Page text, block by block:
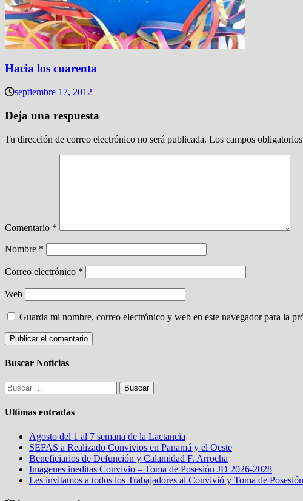
Hacia los cuarenta
septiembre 17, 2012
Deja una respuesta
Tu dirección de correo electrónico no será publicada. Los campos
Comentario *
Nombre *
Correo electrónico *
Web
Guarda mi nombre, correo electrónico y web en este navegador para la
Buscar Noticias
Buscar:
Ultimas entradas
Agosto del 1 al 7 semana de la Lactancia
SEFAS a Realizado Convivios en Panamá y el Oeste
Beneficiarios de Defunción y Calamidad F. Arrocha
Imagenes ineditas Convivio – Toma de Posesión JD 2026-2028
Les invitamos a todos los Trabajadores al Convivió y Toma de Posesión